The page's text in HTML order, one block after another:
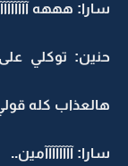
سارا: هههه
حنين: توكلي على
هالعذاب كله
سارا: آآآآآآآآمين..